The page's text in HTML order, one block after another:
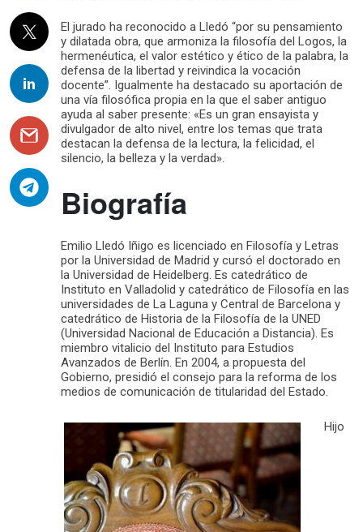
El jurado ha reconocido a Lledó “por su pensamiento
y dilatada obra, que armoniza la filosofía del Logos, la
hermenéutica, el valor estético y ético de la palabra, la
defensa de la libertad y reivindica la vocación
docente”. Igualmente ha destacado su aportación de
una vía filosófica propia en la que el saber antiguo
ayuda al saber presente: «Es un gran ensayista y
divulgador de alto nivel, entre los temas que trata
destacan la defensa de la lectura, la felicidad, el
silencio, la belleza y la verdad».
Biografía
Emilio Lledó Iñigo es licenciado en Filosofía y Letras
por la Universidad de Madrid y cursó el doctorado en
la Universidad de Heidelberg. Es catedrático de
Instituto en Valladolid y catedrático de Filosofía en las
universidades de La Laguna y Central de Barcelona y
catedrático de Historia de la Filosofía de la UNED
(Universidad Nacional de Educación a Distancia). Es
miembro vitalicio del Instituto para Estudios
Avanzados de Berlín. En 2004, a propuesta del
Gobierno, presidió el consejo para la reforma de los
medios de comunicación de titularidad del Estado.
Hijo